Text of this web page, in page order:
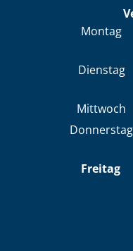
Montag
Dienstag
Mittwoch
Donnerstag
Freitag